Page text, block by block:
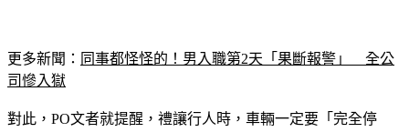
更多新聞： 同事都怪怪的！男入職第2天「果斷報警」　全公
司慘入獄
對此，PO文者就提醒，禮讓行人時，車輛一定要「完全停